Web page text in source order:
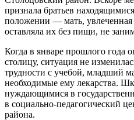
признала братьев
положении — мать,
оставляла их без пищи, не
Когда в январе прошлого года
столицу, ситуация не
трудности с учебой, младший
необходимые ему лекарства.
нуждающимися в
в социально-педагогический
района.